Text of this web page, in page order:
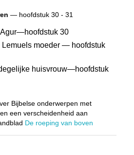
— hoofdstuk 30 - 31
30
Lemuels moeder — hoofdstuk
huisvrouw—hoofdstuk
Bijbelse onderwerpen met
een verscheidenheid aan
De roeping van boven